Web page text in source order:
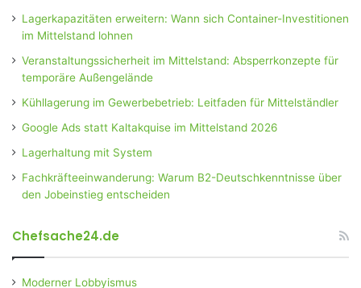
Lagerkapazitäten erweitern: Wann sich Container-Investitionen
im Mittelstand lohnen
Veranstaltungssicherheit im Mittelstand: Absperrkonzepte für
temporäre Außengelände
Kühllagerung im Gewerbebetrieb: Leitfaden für Mittelständler
Google Ads statt Kaltakquise im Mittelstand 2026
Lagerhaltung mit System
Fachkräfteeinwanderung: Warum B2-Deutschkenntnisse über
den Jobeinstieg entscheiden
Chefsache24.de
Moderner Lobbyismus